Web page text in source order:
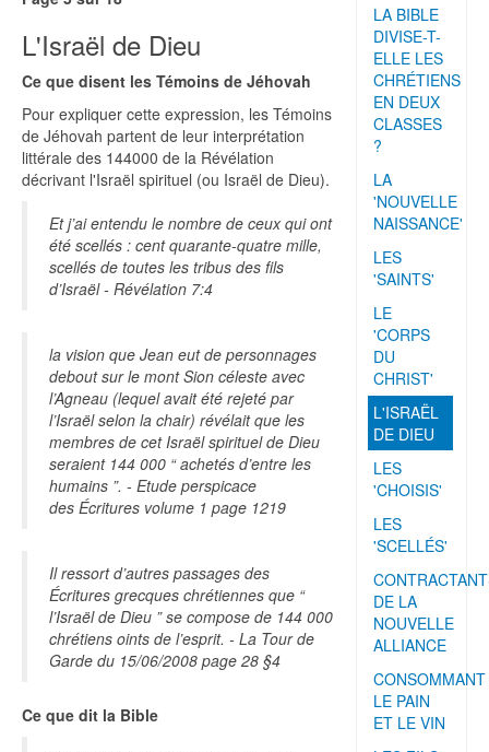
LA BIBLE
DIVISE-T-
ELLE LES
CHRÉTIENS
EN DEUX
CLASSES
?
LA
'NOUVELLE
NAISSANCE'
LES
'SAINTS'
LE
'CORPS
DU
CHRIST'
L'ISRAËL
DE DIEU
LES
'CHOISIS'
LES
'SCELLÉS'
DE LA
NOUVELLE
ALLIANCE
CONSOMMANT
LE PAIN
ET LE VIN
L'Israël de Dieu
Ce que disent les Témoins de Jéhovah
Pour expliquer cette expression, les Témoins
de Jéhovah partent de leur interprétation
littérale des 144000 de la Révélation
décrivant l'Israël spirituel (ou Israël de Dieu).
Et j’ai entendu le nombre de ceux qui ont
été scellés : cent quarante-quatre mille,
scellés de toutes les tribus des fils
d’Israël - Révélation 7:4
la vision que Jean eut de personnages
debout sur le mont Sion céleste avec
l’Agneau (lequel avait été rejeté par
l’Israël selon la chair) révélait que les
membres de cet Israël spirituel de Dieu
seraient 144 000 “ achetés d’entre les
humains ”. - Etude perspicace
des Écritures volume 1 page 1219
Il ressort d’autres passages des
Écritures grecques chrétiennes que “
l’Israël de Dieu ” se compose de 144 000
chrétiens oints de l’esprit. - La Tour de
Garde du 15/06/2008 page 28 §4
Ce que dit la Bible